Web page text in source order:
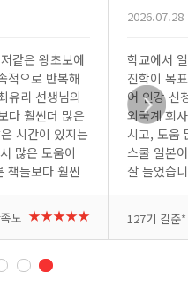
같은 왕초보에
적으로 반복해
유리 선생님의
다 훨씬더 많은
시간이 있지는
많은 도움이
책들보다 훨씬
본어 첫걸음 고
최유리 선생님.
jlpt 3 이 목표입
도 ★★★★★
2026.07.28
학교에서
진학이 목
어 인강 신
외국계 회
시고, 도움
스쿨 일본
잘 들었습
127기 길준*